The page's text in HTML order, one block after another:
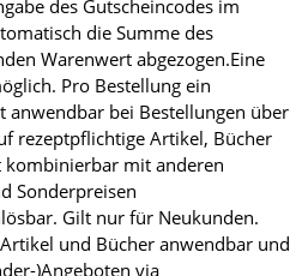
des Gutscheincodes im
die Summe des
Warenwert abgezogen.Eine
Pro Bestellung ein
anwendbar bei Bestellungen über
rezeptpflichtige Artikel, Bücher
kombinierbar mit anderen
Sonderpreisen
Gilt nur für Neukunden.
und Bücher anwendbar und
)Angeboten via